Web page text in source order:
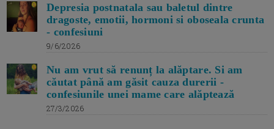
Depresia postnatala sau baletul dintre
dragoste, emotii, hormoni si oboseala crunta
- confesiuni
9/6/2026
Nu am vrut să renunț la alăptare. Si am
căutat până am găsit cauza durerii -
confesiunile unei mame care alăptează
27/3/2026